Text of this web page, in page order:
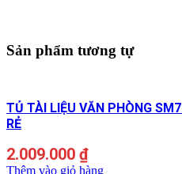
Sản phẩm tương tự
TỦ TÀI LIỆU VĂN PHÒNG
RẺ
2.009.000 ₫
Thêm vào giỏ hàng